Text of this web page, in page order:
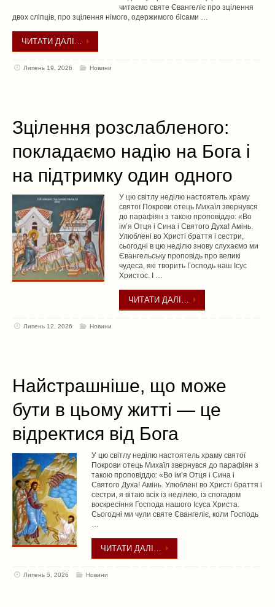
читаємо святе Євангеліє про зцілення
двох сліпців, про зцілення німого, одержимого бісами …
ЧИТАТИ ДАЛІ…
Липень 19, 2026 Новини
Зцілення розслабленого:
покладаємо надію на Бога і
на підтримку один одного
У цю світлу неділю настоятель храму
святої Покрови отець Михаїл звернувся
до парафіян з такою проповіддю: «Во
імʼя Отця і Сина і Святого Духа! Амінь.
Улюблені во Христі браття і сестри,
сьогодні в цю неділю знову слухаємо ми
Євангельську проповідь про великі
чудеса, які творить Господь наш Ісус
Христос. І …
ЧИТАТИ ДАЛІ…
Липень 12, 2026 Новини
Найстрашніше, що може
бути в цьому житті — це
відректися від Бога
У цю світлу неділю настоятель храму святої
Покрови отець Михаїл звернувся до парафіян з
такою проповіддю: «Во імʼя Отця і Сина і
Святого Духа! Амінь. Улюблені во Христі браття і
сестри, я вітаю всіх із неділею, із спогадом
воскресіння Господа нашого Ісуса Христа.
Сьогодні ми чули святе Євангеліє, коли Господь
…
ЧИТАТИ ДАЛІ…
Липень 5, 2026 Новини